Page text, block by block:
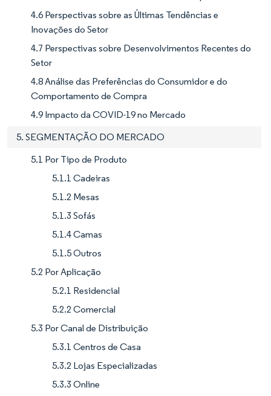
4.6 Perspectivas sobre as Últimas Tendências e
Inovações do Setor
4.7 Perspectivas sobre Desenvolvimentos Recentes do
Setor
4.8 Análise das Preferências do Consumidor e do
Comportamento de Compra
4.9 Impacto da COVID-19 no Mercado
5. SEGMENTAÇÃO DO MERCADO
5.1 Por Tipo de Produto
5.1.1 Cadeiras
5.1.2 Mesas
5.1.3 Sofás
5.1.4 Camas
5.1.5 Outros
5.2 Por Aplicação
5.2.1 Residencial
5.2.2 Comercial
5.3 Por Canal de Distribuição
5.3.1 Centros de Casa
5.3.2 Lojas Especializadas
5.3.3 Online